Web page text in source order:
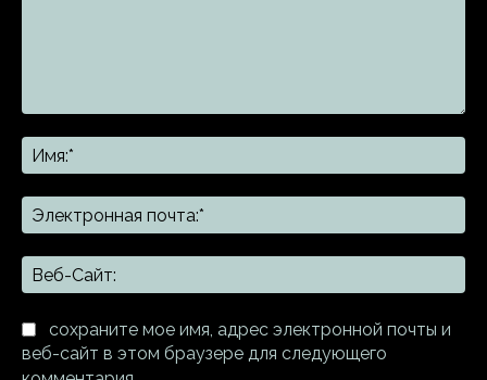
сохраните мое имя, адрес электронной почты и
веб-сайт в этом браузере для следующего